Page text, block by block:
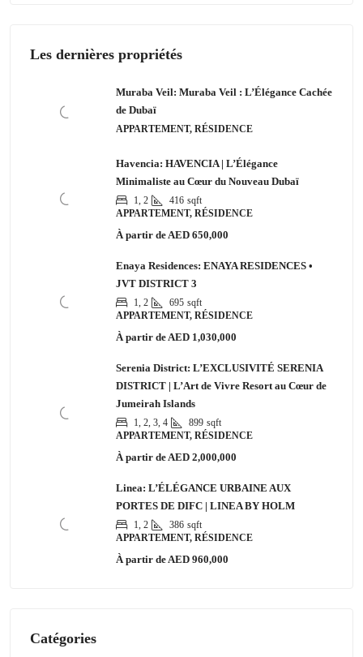
Les dernières propriétés
Muraba Veil: Muraba Veil : L’Élégance Cachée
de Dubaï
APPARTEMENT, RÉSIDENCE
Havencia: HAVENCIA | L’Élégance
Minimaliste au Cœur du Nouveau Dubaï
1, 2 416 sqft
APPARTEMENT, RÉSIDENCE
À partir de AED 650,000
Enaya Residences: ENAYA RESIDENCES •
JVT DISTRICT 3
1, 2 695 sqft
APPARTEMENT, RÉSIDENCE
À partir de AED 1,030,000
Serenia District: L’EXCLUSIVITÉ SERENIA
DISTRICT | L’Art de Vivre Resort au Cœur de
Jumeirah Islands
1, 2, 3, 4 899 sqft
APPARTEMENT, RÉSIDENCE
À partir de AED 2,000,000
Linea: L’ÉLÉGANCE URBAINE AUX
PORTES DE DIFC | LINEA BY HOLM
1, 2 386 sqft
APPARTEMENT, RÉSIDENCE
À partir de AED 960,000
Catégories